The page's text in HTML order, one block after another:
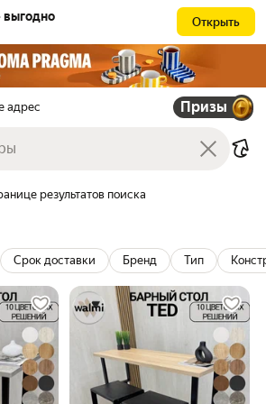
выгодно Открыть
адрес Призы
результатов поиска
Срок доставки Бренд Тип